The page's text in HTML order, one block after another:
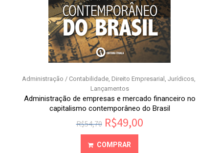
Administração / Contabilidade Direito Empresarial Jurídicos
Lançamentos
Administração de empresas e mercado financeiro no
capitalismo contemporâneo do Brasil
R$54,70 R$49,00
COMPRAR